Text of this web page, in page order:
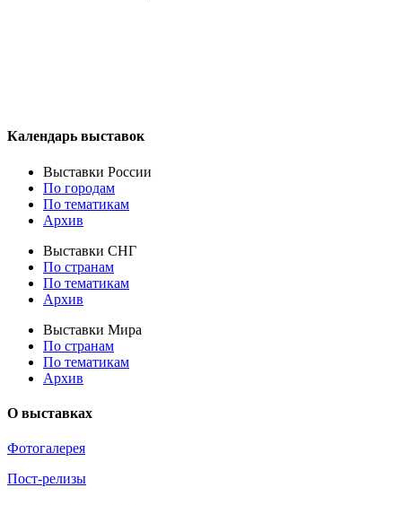
Календарь выставок
Выставки России
По городам
По тематикам
Архив
Выставки СНГ
По странам
По тематикам
Архив
Выставки Мира
По странам
По тематикам
Архив
О выставках
Фотогалерея
Пост-релизы